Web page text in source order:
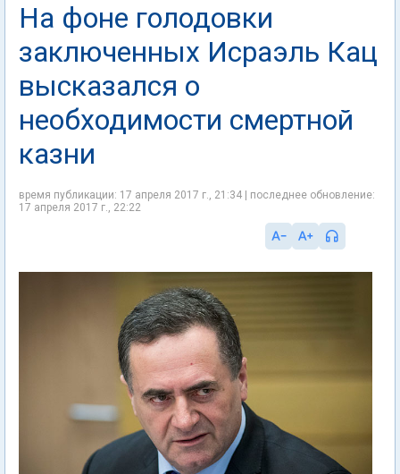
На фоне голодовки
заключенных Исраэль Кац
высказался о
необходимости смертной
казни
время публикации: 17 апреля 2017 г., 21:34 | последнее обновление:
17 апреля 2017 г., 22:22